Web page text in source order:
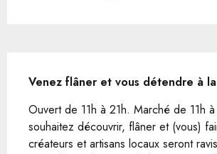
Venez flâner et vous détendre à
Ouvert de 11h à 21h. Marché de 11h
souhaitez découvrir, flâner et (vous)
créateurs et artisans locaux seront